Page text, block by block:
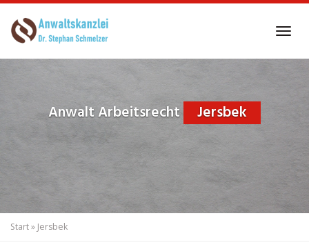
to
Anwalt Arbeitsrecht Jersbek
Start» Jersbek